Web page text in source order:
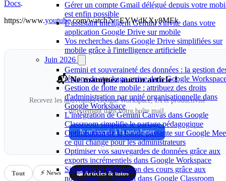
Gérer un compte Gmail délégué depuis votre
est enfin possible
L'assistant intelligent Gemini s'invite dans votre
application Google Drive sur mobile
Vos recherches dans Google Drive simplifiées sur
mobile grâce à l'intelligence artificielle
Juin 2026
Gemini et souveraineté des données : la gestion
régions de stockage arrive dans Google
Gestion de flotte mobile : attribuez des droits
d'administration par unité organisationnelle dans
Google Workspace
L'intégration de Gemini Canvas dans Google
Classroom simplifie le partage pédagogique
Optimisation de la bande passante sur Google
ce qui change pour les administrateurs
Optimiser vos sauvegardes de données grâce aux
exports incrémentiels dans Google Workspace
Simplifier la préparation des cours grâce aux
nouveautés de Gemini dans Google Classroom
Docs.
https://www.youtube.com/watch?v=EYWdKXy8MEk
📬 Ne manquez aucun article !
Recevez les nouveautés Google Workspace, IA et productivité
directement dans votre boîte mail.
Je m'inscris à la newsletter
Tout ⚡ News 📖 Articles & tutos